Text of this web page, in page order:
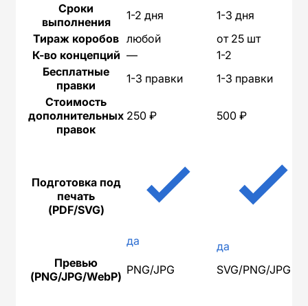
Сроки
выполнения
1-2 дня
1-3 дня
Тираж коробов любой
от 25 шт
К-во концепций —
1-2
Бесплатные
правки
1-3 правки
1-3 правки
Стоимость
дополнительных
правок
250 ₽ 500 ₽
Подготовка под
печать
(PDF/SVG)
да
да
Превью
(PNG/JPG/WebP) PNG/JPG SVG/PNG/JPG